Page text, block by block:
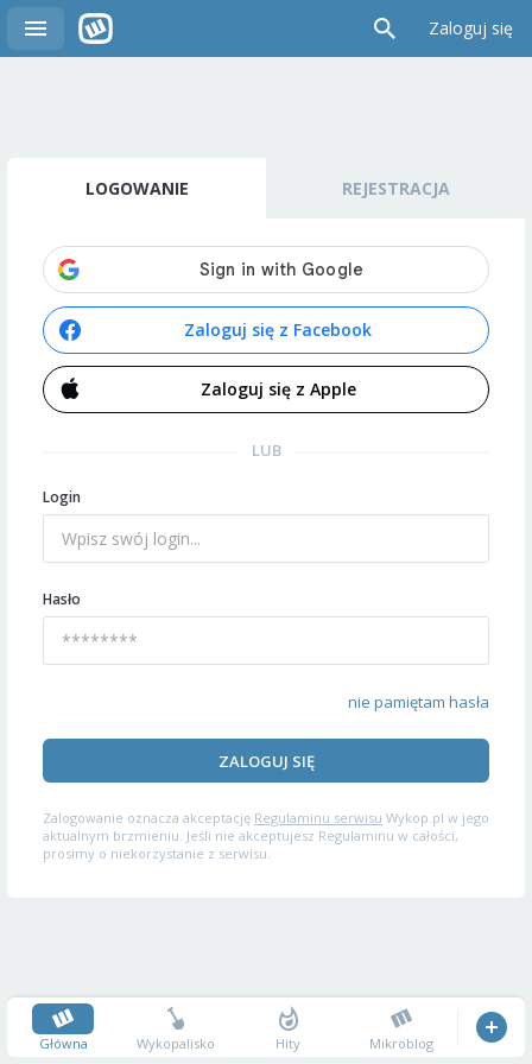
Zaloguj się
LOGOWANIE REJESTRACJA
Zaloguj się z Facebook
Zaloguj się z Apple
LUB
Login
Hasło
nie pamiętam hasła
ZALOGUJ SIĘ
Zalogowanie oznacza akceptację Regulaminu serwisu Wykop.pl w jego
aktualnym brzmieniu. Jeśli nie akceptujesz Regulaminu w całości,
prosimy o niekorzystanie z serwisu.
Główna Wykopalisko Hity Mikroblog